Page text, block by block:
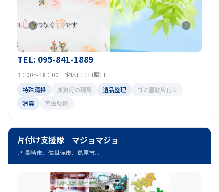
TEL: 095-841-1889
9：00～18：00 定休日：日曜日
特殊清掃
孤独死の現場 遺品整理
ゴミ屋敷片付け
消臭
害虫駆除
片付け支援隊 マジョマジョ
📍 長崎市、佐世保市、島原市...